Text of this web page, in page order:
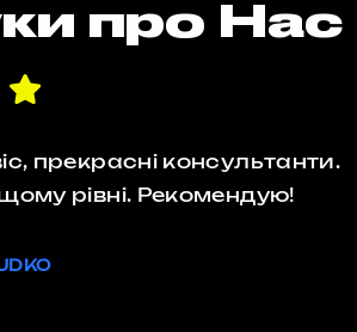
про Нас
прекрасні консультанти.
рівні. Рекомендую!